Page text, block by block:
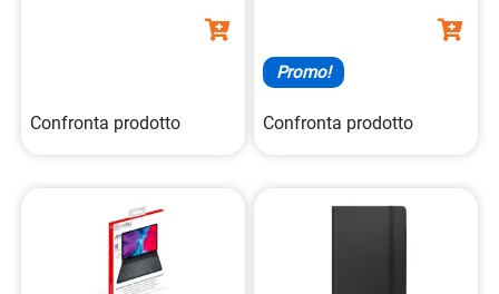
Confronta prodotto
Promo!
Confronta prodotto